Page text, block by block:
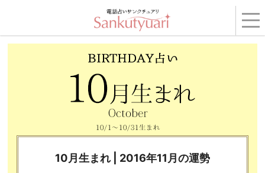
BIRTHDAY占い ›2016年11月の運勢
10月生まれ | 2016年11月の運勢